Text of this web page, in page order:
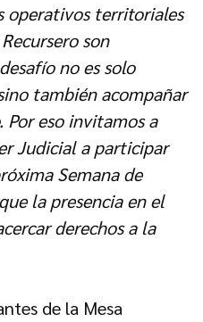
operativos territoriales
son
no es solo
también acompañar
Por eso invitamos a
Judicial a participar
Semana de
la presencia en el
derechos a la
de la Mesa